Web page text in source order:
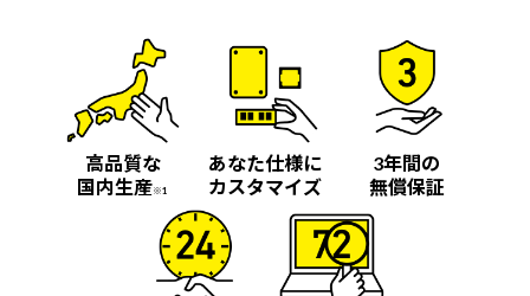
高品質な
国内生産※1
あなた仕様に
カスタマイズ
3年間の
無償保証